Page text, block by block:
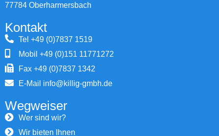
77784 Oberharmersbach
Kontakt
Tel +49 (0)7837 1519
Mobil +49 (0)151 11771272
Fax +49 (0)7837 1342
E-Mail info@killig-gmbh.de
Wegweiser
Wer sind wir?
Wir bieten Ihnen